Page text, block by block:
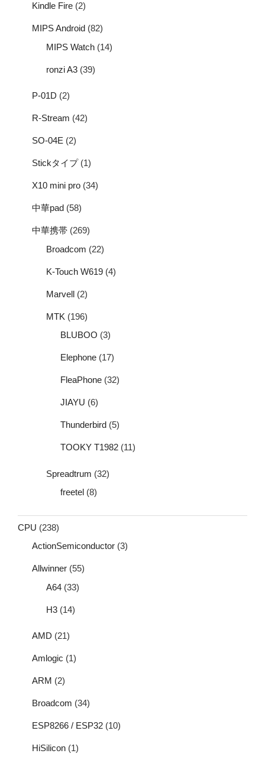
Kindle Fire (2)
MIPS Android (82)
MIPS Watch (14)
ronzi A3 (39)
P-01D (2)
R-Stream (42)
SO-04E (2)
Stickタイプ(1)
X10 mini pro (34)
中華pad (58)
中華携帯 (269)
Broadcom (22)
K-Touch W619 (4)
Marvell (2)
MTK (196)
BLUBOO (3)
Elephone (17)
FleaPhone (32)
JIAYU (6)
Thunderbird (5)
TOOKY T1982 (11)
Spreadtrum (32)
freetel (8)
CPU (238)
ActionSemiconductor (3)
Allwinner (55)
A64 (33)
H3 (14)
AMD (21)
Amlogic (1)
ARM (2)
Broadcom (34)
ESP8266 / ESP32 (10)
HiSilicon (1)